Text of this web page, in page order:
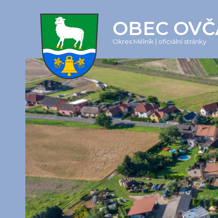
OBEC
Okres Mělník | oficiální stránky